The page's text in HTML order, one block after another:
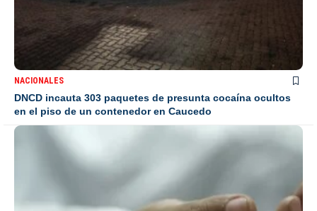
NACIONALES
DNCD incauta 303 paquetes de presunta cocaína ocultos
en el piso de un contenedor en Caucedo